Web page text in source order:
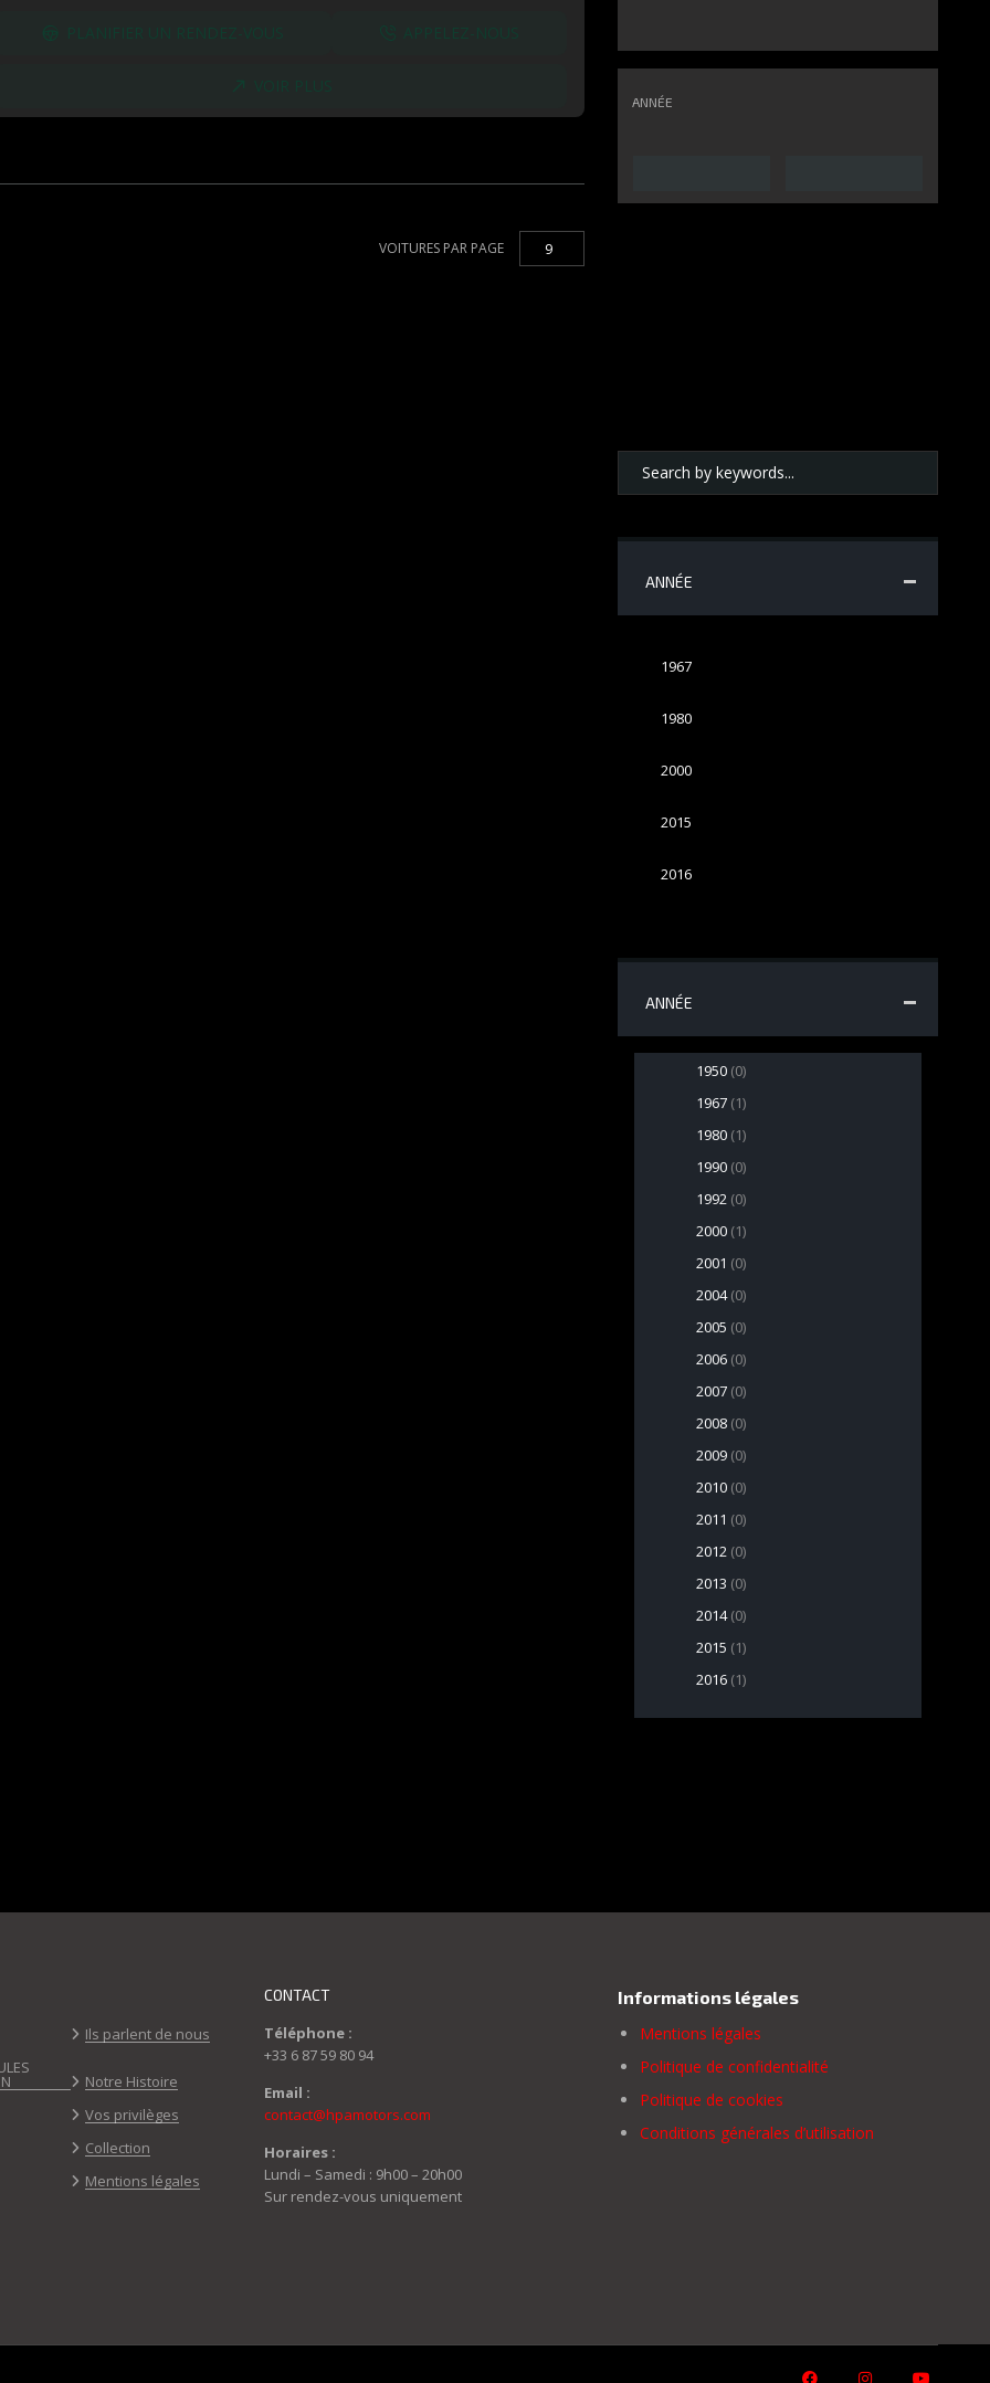
ANNÉE
ANNÉE
1967
1980
2000
2015
2016
ANNÉE
1950 (0)
1967 (1)
1980 (1)
1990 (0)
1992 (0)
2000 (1)
2001 (0)
2004(0)
2005 (0)
2006 (0)
2007 (0)
2008 (0)
2009 (0)
2010 (0)
2011 (0)
2012 (0)
2013 (0)
2014(0)
2015 (1)
2016 (1)
VOITURES PAR PAGE 9
Ils parlent de nous
Notre Histoire
Vos privilèges
Collection
Mentions légales
CONTACT
Téléphone :
+33 6 87 59 80 94
Email :
contact@hpamotors.com
Horaires :
Lundi – Samedi : 9h00 – 20h00
Sur rendez-vous uniquement
Informations légales
Mentions légales
Politique de confidentialité
Politique de cookies
Conditions générales d’utilisation